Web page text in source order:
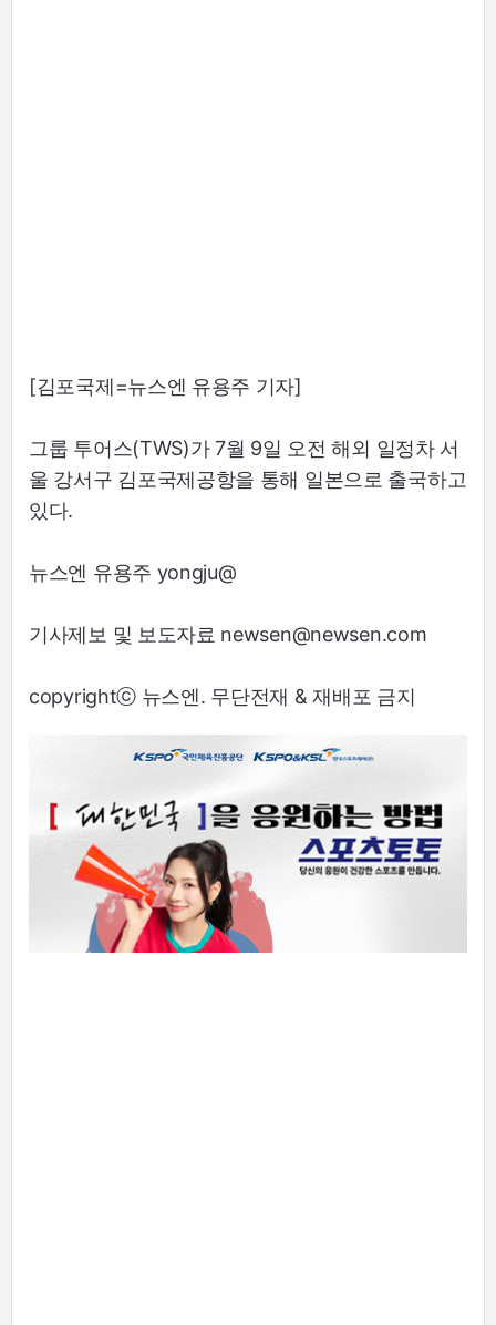
[김포국제=뉴스엔 유용주 기자]
그룹 투어스(TWS)가 7월 9일 오전 해외 일정차 서
울 강서구 김포국제공항을 통해 일본으로 출국하고
있다.
뉴스엔 유용주 yongju@
기사제보 및 보도자료 newsen@newsen.com
copyrightⓒ 뉴스엔. 무단전재 & 재배포 금지